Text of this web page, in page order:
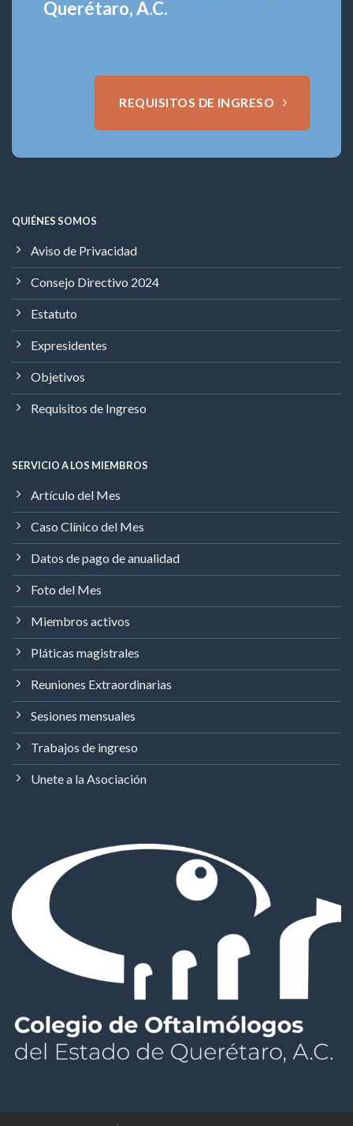
Querétaro, A.C.
REQUISITOS DE INGRESO
QUIÉNES SOMOS
Aviso de Privacidad
Consejo Directivo 2024
Estatuto
Expresidentes
Objetivos
Requisitos de Ingreso
SERVICIO A LOS MIEMBROS
Artículo del Mes
Caso Clínico del Mes
Datos de pago de anualidad
Foto del Mes
Miembros activos
Pláticas magistrales
Reuniones Extraordinarias
Sesiones mensuales
Trabajos de ingreso
Unete a la Asociación